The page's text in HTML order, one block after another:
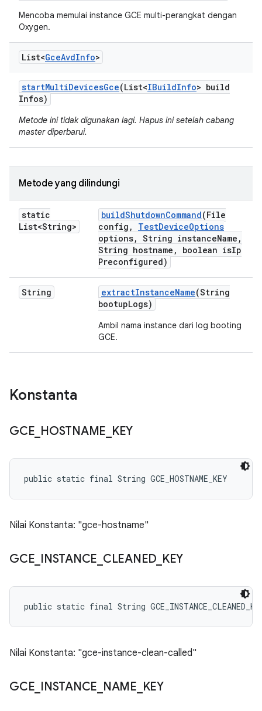
Mencoba memulai instance GCE multi-perangkat dengan
Oxygen.
List<GceAvdInfo>
startMultiDevicesGce(List<IBuildInfo> build
Infos)
Metode ini tidak digunakan lagi. Hapus ini setelah cabang
master diperbarui.
Metode yang dilindungi
static
List<String>
buildShutdownCommand(File
config , TestDeviceOptions
options, String instanceName ,
String hostname , boolean isIp
Preconfigured)
String extractInstanceName(String
bootupLogs)
Ambil nama instance dari log booting
GCE.
Konstanta
GCE HOSTNAME KEY
public static final String GCE_HOSTNAME_KEY
Nilai Konstanta: "gce-hostname"
GCE INSTANCE CLEANED KEY
public static final String
Nilai Konstanta: "gce-instance-clean-called"
GCE INSTANCE NAME KEY